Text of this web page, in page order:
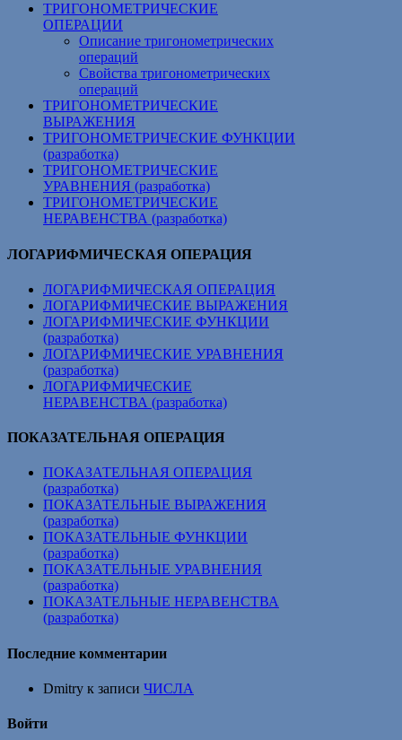
ТРИГОНОМЕТРИЧЕСКИЕ
ОПЕРАЦИИ
Описание тригонометрических
операций
Свойства тригонометрических
операций
ТРИГОНОМЕТРИЧЕСКИЕ
ВЫРАЖЕНИЯ
ТРИГОНОМЕТРИЧЕСКИЕ ФУНКЦИИ
(разработка)
ТРИГОНОМЕТРИЧЕСКИЕ
УРАВНЕНИЯ (разработка)
ТРИГОНОМЕТРИЧЕСКИЕ
НЕРАВЕНСТВА (разработка)
ЛОГАРИФМИЧЕСКАЯ ОПЕРАЦИЯ
ЛОГАРИФМИЧЕСКАЯ ОПЕРАЦИЯ
ЛОГАРИФМИЧЕСКИЕ ВЫРАЖЕНИЯ
ЛОГАРИФМИЧЕСКИЕ ФУНКЦИИ
(разработка)
ЛОГАРИФМИЧЕСКИЕ УРАВНЕНИЯ
(разработка)
ЛОГАРИФМИЧЕСКИЕ
НЕРАВЕНСТВА (разработка)
ПОКАЗАТЕЛЬНАЯ ОПЕРАЦИЯ
ПОКАЗАТЕЛЬНАЯ ОПЕРАЦИЯ
(разработка)
ПОКАЗАТЕЛЬНЫЕ ВЫРАЖЕНИЯ
(разработка)
ПОКАЗАТЕЛЬНЫЕ ФУНКЦИИ
(разработка)
ПОКАЗАТЕЛЬНЫЕ УРАВНЕНИЯ
(разработка)
ПОКАЗАТЕЛЬНЫЕ НЕРАВЕНСТВА
(разработка)
Последние комментарии
Dmitry к записи ЧИСЛА
Войти